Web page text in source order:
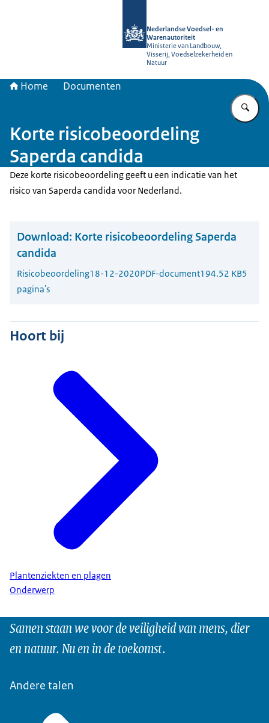
Nederlandse Voedsel- en
Warenautoriteit
Ministerie van Landbouw,
Visserij, Voedselzekerheid en
Natuur
Home Documenten
Korte risicobeoordeling
Saperda candida
Deze korte risicobeoordeling geeft u een indicatie van het
risico van Saperda candida voor Nederland.
Download: Korte risicobeoordeling Saperda
candida
Risicobeoordeling18-12-2020PDF-document194.52 KB5
pagina's
Hoort bij
Plantenziekten en plagen
Onderwerp
Samen staan we voor de veiligheid van mens, dier
en natuur. Nu en in de toekomst.
Andere talen